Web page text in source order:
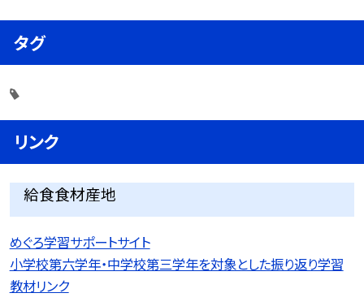
タグ
リンク
給食食材産地
めぐろ学習サポートサイト
小学校第六学年・中学校第三学年を対象とした振り返り学習
教材リンク